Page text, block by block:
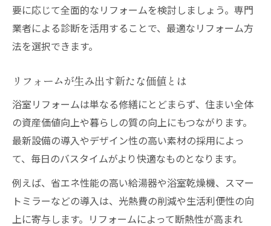
要に応じて全面的なリフォームを検討しましょう。専門
業者による診断を活用することで、最適なリフォーム方
法を選択できます。
リフォームが生み出す新たな価値とは
浴室リフォームは単なる修繕にとどまらず、住まい全体
の資産価値向上や暮らしの質の向上にもつながります。
最新設備の導入やデザイン性の高い素材の採用によっ
て、毎日のバスタイムがより快適なものとなります。
例えば、省エネ性能の高い給湯器や浴室乾燥機、スマー
トミラーなどの導入は、光熱費の削減や生活利便性の向
上に寄与します。リフォームによって断熱性が高まれ